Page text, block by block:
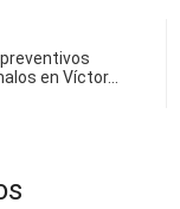
en Víctor…